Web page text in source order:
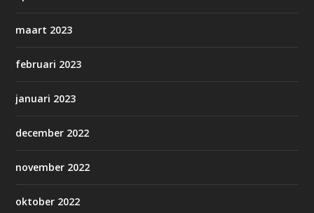
maart 2023
februari 2023
januari 2023
december 2022
november 2022
oktober 2022